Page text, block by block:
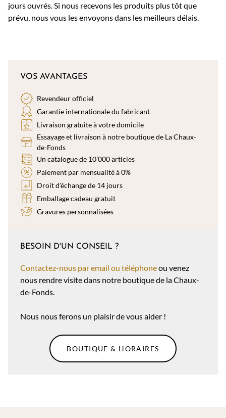
jours ouvrés. Si nous recevons les produits plus tôt que
prévu, nous vous les envoyons dans les meilleurs délais.
VOS AVANTAGES
Revendeur officiel
Garantie internationale du fabricant
Livraison gratuite à votre domicile
Essayage et livraison à notre boutique de La Chaux-
de-Fonds
Un catalogue de 10’000 articles
Paiement par mensualité à 0%
Droit d’échange de 14 jours
Emballage cadeau gratuit
Gravures personnalisées
BESOIN D'UN CONSEIL ?
Contactez-nous par email ou téléphoneou venez
nous rendre visite dans notre boutique de la Chaux-
de-Fonds.
Nous nous ferons un plaisir de vous aider !
BOUTIQUE & HORAIRES